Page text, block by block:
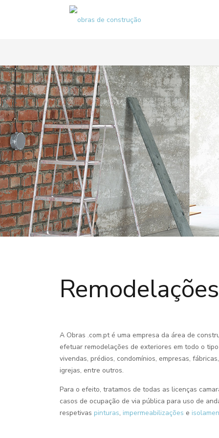
A Obras .com.pt é uma empresa da área de
efetuar remodelações de exteriores em todo o
vivendas, prédios, condomínios, empresas,
igrejas, entre outros.
Para o efeito, tratamos de todas as licenças
casos de ocupação de via pública para uso de
respetivas pinturas, impermeabilizações e